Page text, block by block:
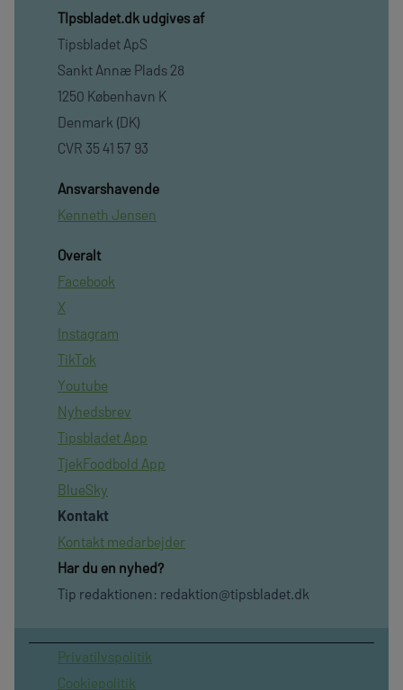
TIpsbladet.dk udgives af
Tipsbladet ApS
Sankt Annæ Plads 28
1250 København K
Denmark (DK)
CVR 35 41 57 93
Ansvarshavende
Kenneth Jensen
Overalt
Facebook
X
Instagram
TikTok
Youtube
Nyhedsbrev
Tipsbladet App
TjekFoodbold App
BlueSky
Kontakt
Kontakt medarbejder
Har du en nyhed?
Tip redaktionen: redaktion@tipsbladet.dk
Privatilvspolitik
Cookiepolitik